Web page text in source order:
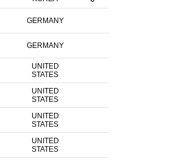
GERMANY
GERMANY
UNITED
STATES
UNITED
STATES
UNITED
STATES
UNITED
STATES